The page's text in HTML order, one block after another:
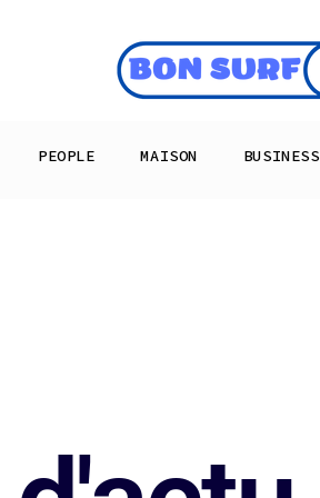
PEOPLE MAISON BUSINESS